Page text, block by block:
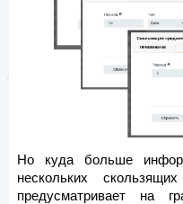
Но куда больше
нескольких
предусматривает на